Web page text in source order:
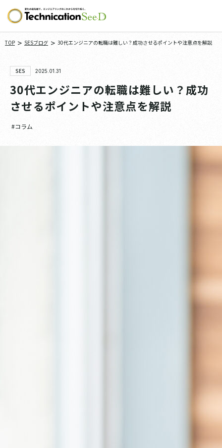
TOP > SESブログ > 30代エンジニアの転職は難しい？成功させるポイントや注意点を解説
SES 2025.01.31
30代エンジニアの転職は難しい？成功
させるポイントや注意点を解説
#コラム